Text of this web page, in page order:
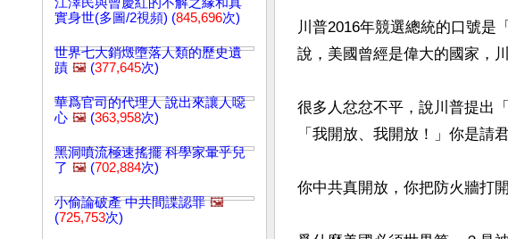
實身世(多圖/2視頻) (845,696次)
世界七大銷燬墮落人類的歷史遺
蹟 🖼️ (377,645次)
華爲官司的代理人 說出來讓人噁
心 🖼️ (363,958次)
黑洞噴流極速搖擺 科學家暈乎兒
了 🖼️ (702,884次)
小偷論破產 中共間諜認罪 🖼️
(725,753次)
川普2016年競選總統的口號是
說，美國曾經是偉大的國家，
很多人忿忿不平，說川普提出
「我開放、我開放！」你是請
你中共真開放，你把防火牆打